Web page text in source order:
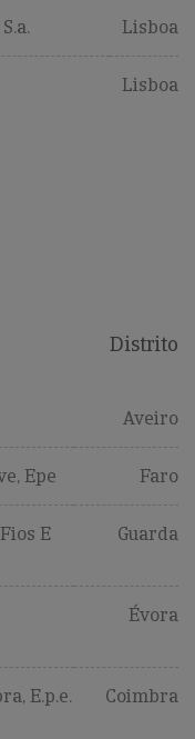
Lisboa
Lisboa
Distrito
Aveiro
Epe Faro
E
Guarda
Évora
E.p.e. Coimbra